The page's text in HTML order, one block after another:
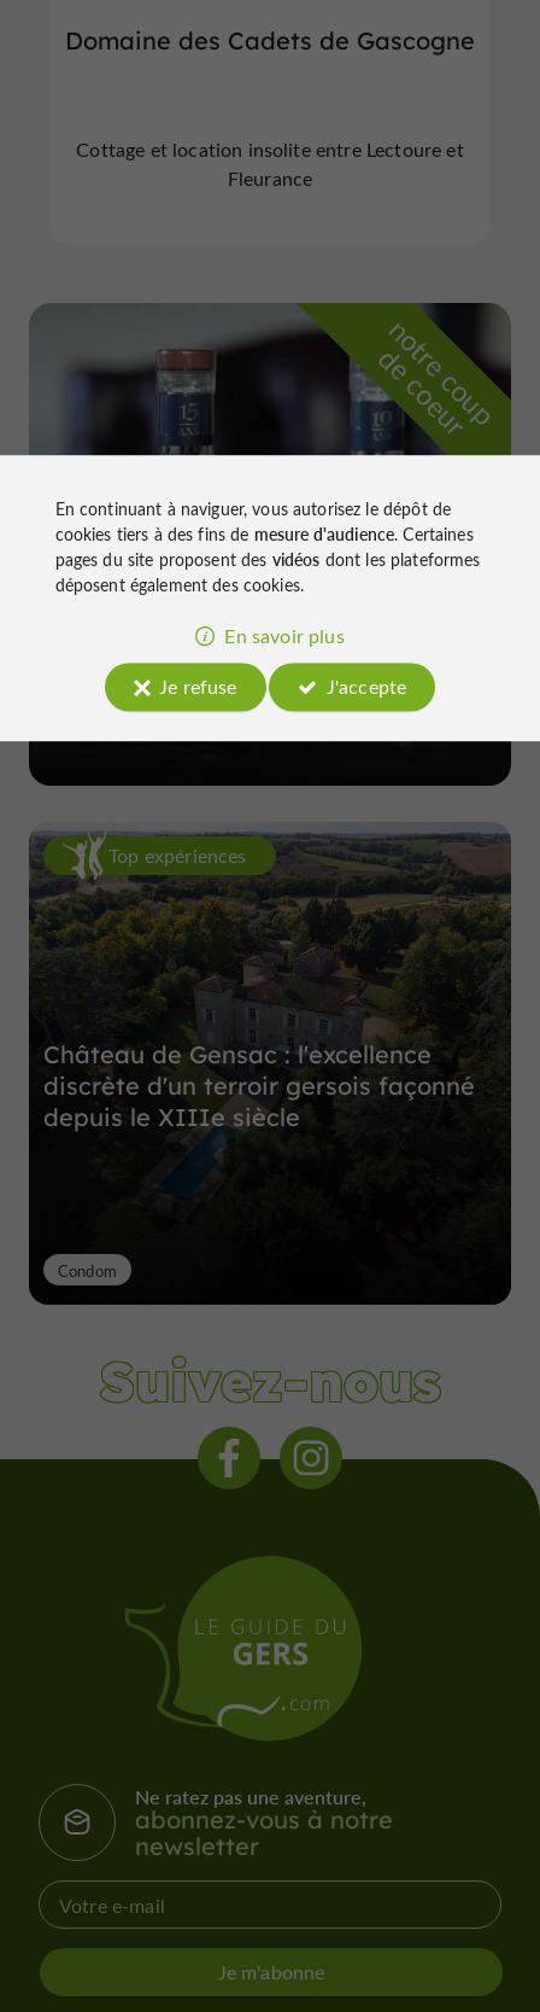
Domaine des Cadets de Gascogne
Cottage et location insolite entre Lectoure et
Fleurance
n
o
t
r
e
c
o
u
p
d
e
c
o
e
u
r
Château de Gensac
à Condom
Top expériences
Château de Gensac : l'excellence
discrète d'un terroir gersois façonné
depuis le XIIIe siècle
Condom
Suivez-nous
Ne ratez pas une aventure,
abonnez-vous à notre
newsletter
Je m'abonne
En continuant à naviguer, vous autorisez le dépôt de
cookies tiers à des fins de mesure d'audience. Certaines
pages du site proposent des vidéos dont les plateformes
déposent également des cookies.
En savoir plus
Je refuse
J'accepte